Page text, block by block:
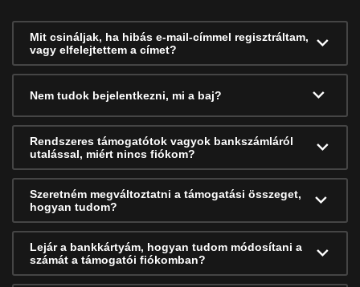
Mit csináljak, ha hibás e-mail-címmel regisztráltam,
vagy elfelejtettem a címet?
Nem tudok bejelentkezni, mi a baj?
Rendszeres támogatótok vagyok bankszámláról
utalással, miért nincs fiókom?
Szeretném megváltoztatni a támogatási összeget,
hogyan tudom?
Lejár a bankkártyám, hogyan tudom módosítani a
számát a támogatói fiókomban?